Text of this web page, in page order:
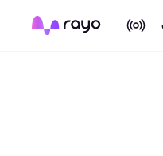
On Air